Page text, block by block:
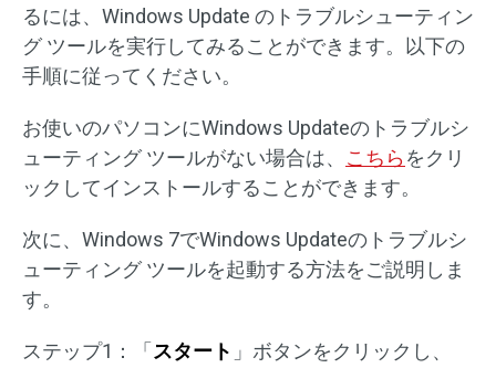
るには、Windows Update のトラブルシューティン
グ ツールを実行してみることができます。以下の
手順に従ってください。
お使いのパソコンにWindows Updateのトラブルシ
ューティング ツールがない場合は、 こちら をクリ
ックしてインストールすることができます。
次に、Windows 7でWindows Updateのトラブルシ
ューティング ツールを起動する方法をご説明しま
す。
ステップ1：「 スタート 」ボタンをクリックし、